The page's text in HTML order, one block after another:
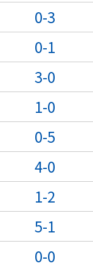
0-3
0-1
3-0
1-0
0-5
4-0
1-2
5-1
0-0